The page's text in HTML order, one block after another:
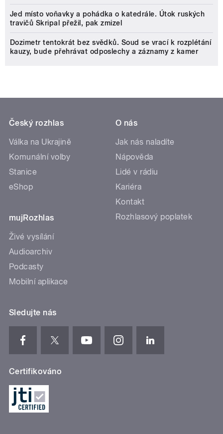
Jed místo voňavky a pohádka o katedrále. Útok ruských
travičů Skripal přežil, pak zmizel
Dozimetr tentokrát bez svědků. Soud se vrací k rozplétání
kauzy, bude přehrávat odposlechy a záznamy z kamer
Český rozhlas
Válka na Ukrajině
Komunální volby
Stanice
eShop
mujRozhlas
Živé vysílání
Audioarchiv
Podcasty
Mobilní aplikace
O nás
Jak nás naladíte
Nápověda
Lidé v rádiu
Kariéra
Kontakt
Rozhlasový poplatek
Sledujte nás
Certifikováno